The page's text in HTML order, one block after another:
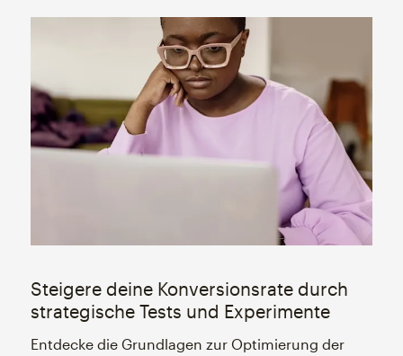
Steigere deine Konversionsrate durch
strategische Tests und Experimente
Entdecke die Grundlagen zur Optimierung der